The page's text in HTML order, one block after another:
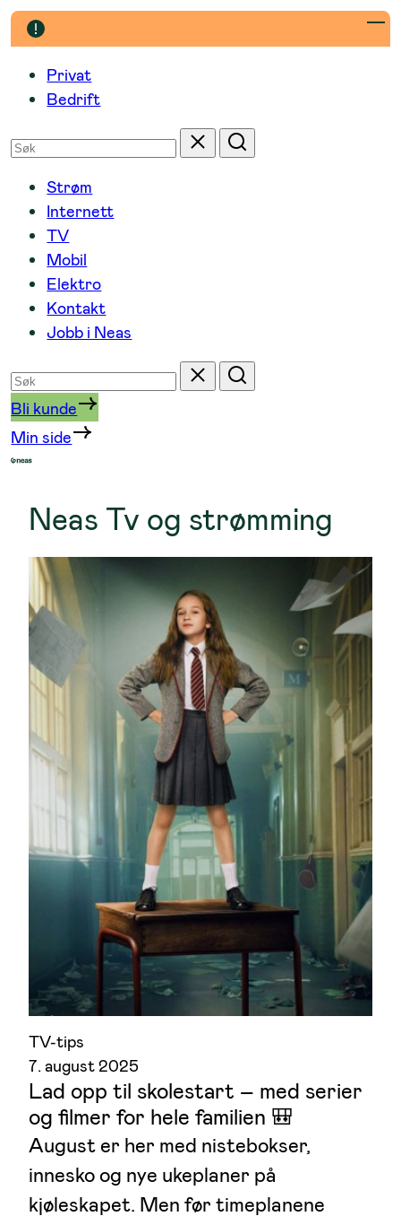
Hopp
til
innholdPrivat
Bedrift
Søk
etter
Tilbakestill
Søk
Strøm
Internett
TV
Mobil
Elektro
Kontakt
Jobb i Neas
Søk
etter
Tilbakestill
Søk
Bli kunde
Min side
Neas Tv og strømming
TV-tips
7. august 2025
Lad opp til skolestart – med serier
og filmer for hele familien 🎒
August er her med nistebokser,
innesko og nye ukeplaner på
kjøleskapet. Men før timeplanene